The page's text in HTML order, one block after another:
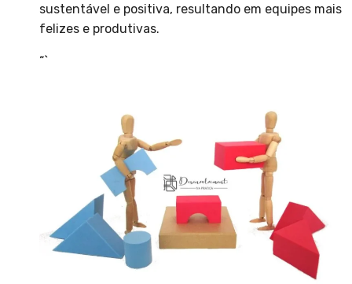
sustentável e positiva, resultando em equipes mais
felizes e produtivas.
“`